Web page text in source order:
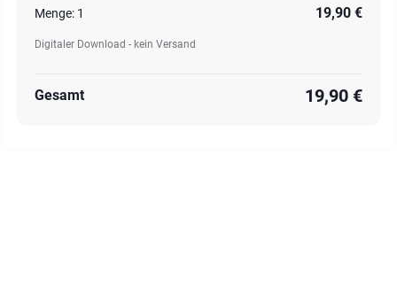
Menge: 1 19,90 €
Digitaler Download - kein Versand
Gesamt 19,90 €